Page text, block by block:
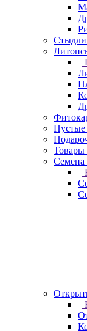
Пустые
Товары
Семена